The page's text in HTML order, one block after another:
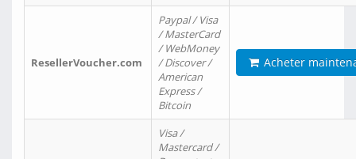
ResellerVoucher.com
Paypal / Visa
/ MasterCard
/ WebMoney
/ Discover /
American
Express /
Bitcoin
Acheter
Visa /
Mastercard /